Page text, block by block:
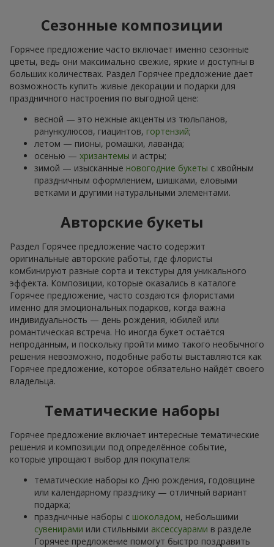
Сезонные композиции
Горячее предложение часто включает именно сезонные
цветы, ведь они максимально свежие, яркие и доступны в
больших количествах. Раздел Горячее предложение дает
возможность купить живые декорации и подарки для
праздничного настроения по выгодной цене:
весной — это нежные акценты из тюльпанов,
ранункулюсов, гиацинтов, гортензий;
летом — пионы, ромашки, лаванда;
осенью — хризантемы и астры;
зимой — изысканные новогодние букеты с хвойным
праздничным оформлением, шишками, еловыми
ветками и другими натуральными элементами.
Авторские букеты
Раздел Горячее предложение часто содержит
оригинальные авторские работы, где флористы
комбинируют разные сорта и текстуры для уникального
эффекта. Композиции, которые оказались в каталоге
Горячее предложение, часто создаются флористами
именно для эмоциональных подарков, когда важна
индивидуальность — день рождения, юбилей или
романтическая встреча. Но иногда букет остаётся
непроданным, и поскольку пройти мимо такого необычного
решения невозможно, подобные работы выставляются как
Горячее предложение, которое обязательно найдёт своего
владельца.
Тематические наборы
Горячее предложение включает интересные тематические
решения и композиции под определённое событие,
которые упрощают выбор для покупателя:
тематические наборы ко Дню рождения, годовщине
или календарному празднику — отличный вариант
подарка;
праздничные наборы с шоколадом, небольшими
сувенирами или стильными аксессуарами в разделе
Горячее предложение помогут быстро поздравить